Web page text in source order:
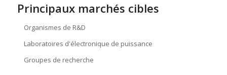
Principaux marchés cibles
Organismes de R&D
Laboratoires d'électronique de puissance
Groupes de recherche